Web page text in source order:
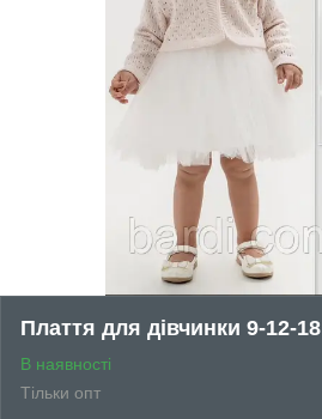
Плаття для дівчинки 9-12-18
В наявності
Тільки опт